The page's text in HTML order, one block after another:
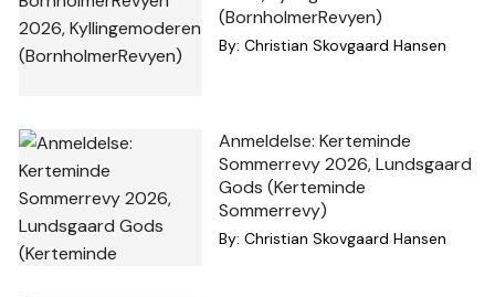
(BornholmerRevyen)
By: Christian Skovgaard Hansen
Anmeldelse: Kerteminde
Sommerrevy 2026, Lundsgaard
Gods (Kerteminde
Sommerrevy)
By: Christian Skovgaard Hansen